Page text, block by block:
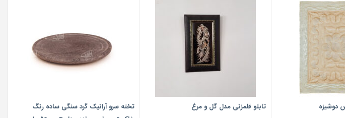
دوشیزه تابلو قلمزنی مدل گل و مرغ
‎تخته سرو‎ ‎آرانیک گرد‏ سنگی‏ ساده‏ ‏‏رنگ